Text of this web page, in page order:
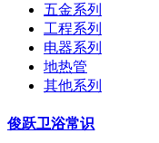
五金系列
工程系列
电器系列
地热管
其他系列
俊跃卫浴常识